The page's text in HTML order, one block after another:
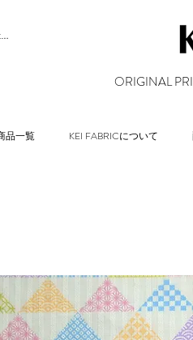
an account
ORIGINAL
品一覧 KEI FABRICについて